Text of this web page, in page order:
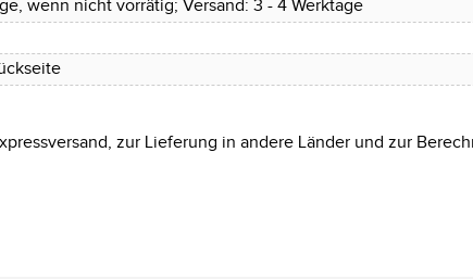
wenn nicht vorrätig; Versand: 3 - 4 Werktage
zur Lieferung in andere Länder und zur